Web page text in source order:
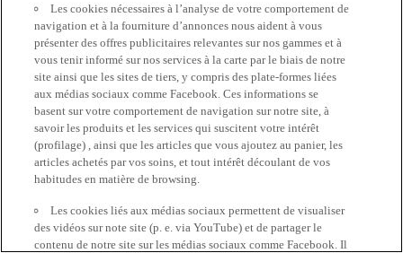
Les cookies nécessaires à l’analyse de votre comportement de
navigation et à la fourniture d’annonces nous aident à vous
présenter des offres publicitaires relevantes sur nos gammes et à
vous tenir informé sur nos services à la carte par le biais de notre
site ainsi que les sites de tiers, y compris des plate-formes liées
aux médias sociaux comme Facebook. Ces informations se
basent sur votre comportement de navigation sur notre site, à
savoir les produits et les services qui suscitent votre intérêt
(profilage) , ainsi que les articles que vous ajoutez au panier, les
articles achetés par vos soins, et tout intérêt découlant de vos
habitudes en matière de browsing.
Les cookies liés aux médias sociaux permettent de visualiser
des vidéos sur note site (p. e. via YouTube) et de partager le
contenu de notre site sur les médias sociaux comme Facebook. Il